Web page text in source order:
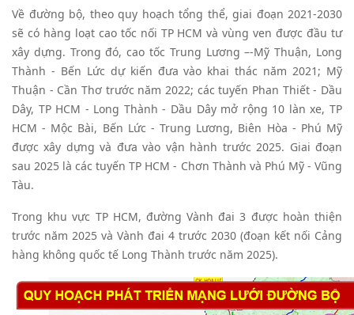
Về đường bộ, theo quy hoạch tổng thể, giai đoạn 2021-2030
sẽ có hàng loạt cao tốc nối TP HCM và vùng ven được đầu tư
xây dựng. Trong đó, cao tốc Trung Lương –-Mỹ Thuận, Long
Thành - Bến Lức dự kiến đưa vào khai thác năm 2021; Mỹ
Thuận - Cần Thơ trước năm 2022; các tuyến Phan Thiết - Dầu
Dây, TP HCM - Long Thành - Dầu Dây mở rộng 10 làn xe, TP
HCM - Mộc Bài, Bến Lức - Trung Lương, Biên Hòa - Phú Mỹ
được xây dựng và đưa vào vận hành trước 2025. Giai đoạn
sau 2025 là các tuyến TP HCM - Chơn Thành và Phú Mỹ - Vũng
Tàu.
Trong khu vực TP HCM, đường Vành đai 3 được hoàn thiện
trước năm 2025 và Vành đai 4 trước 2030 (đoạn kết nối Cảng
hàng không quốc tế Long Thành trước năm 2025).